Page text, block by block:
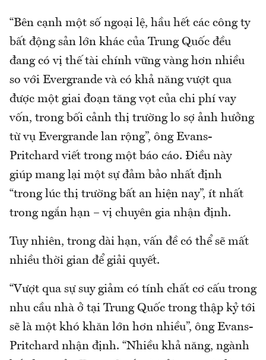
“Bên cạnh một số ngoại lệ, hầu hết các công ty
bất động sản lớn khác của Trung Quốc đều
đang có vị thế tài chính vững vàng hơn nhiều
so với Evergrande và có khả năng vượt qua
được một giai đoạn tăng vọt của chi phí vay
vốn, trong bối cảnh thị trường lo sợ ảnh hưởng
từ vụ Evergrande lan rộng”, ông Evans-
Pritchard viết trong một báo cáo. Điều này
giúp mang lại một sự đảm bảo nhất định
“trong lúc thị trường bất an hiện nay”, ít nhất
trong ngắn hạn – vị chuyên gia nhận định.
Tuy nhiên, trong dài hạn, vấn đề có thể sẽ mất
nhiều thời gian để giải quyết.
“Vượt qua sự suy giảm có tính chất cơ cấu trong
nhu cầu nhà ở tại Trung Quốc trong thập kỷ tới
sẽ là một khó khăn lớn hơn nhiều”, ông Evans-
Pritchard nhận định. “Nhiều khả năng, ngành